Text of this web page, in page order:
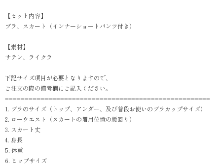
【セット内容】
ブラ、スカート（インナーショートパンツ付き）
【素材】
サテン、ライクラ
下記サイズ項目が必要となりますので、
ご注文の際の備考欄にご記入ください。
====================================================
1. ブラのサイズ（トップ、アンダー、及び普段お使いのブラカップサイズ）
2. ローウエスト（スカートの着用位置の腰回り）
3. スカート丈
4. 身長
5. 体重
6. ヒップサイズ